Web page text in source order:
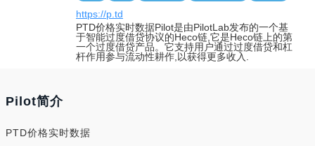
https://p.td
PTD价格实时数据Pilot是由PilotLab发布的一个基
于智能过度借贷协议的Heco链,它是Heco链上的第
一个过度借贷产品。它支持用户通过过度借贷和杠
杆作用参与流动性耕作,以获得更多收入.
Pilot简介
PTD价格实时数据